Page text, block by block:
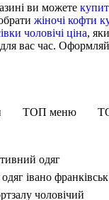
ви можете
жіночі кофти
чоловічі ціна,
вас час.
ТОП меню
одяг
івано франківськ
чоловічий